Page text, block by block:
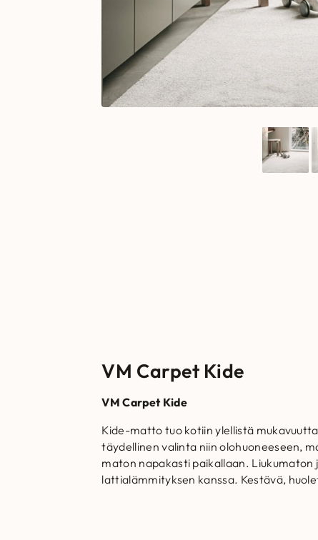
VM Carpet Kide
VM Carpet Kide
Kide-matto tuo kotiin ylellistä
täydellinen valinta niin olohuoneeseen,
maton napakasti paikallaan. Liukumaton
lattialämmityksen kanssa. Kestävä,